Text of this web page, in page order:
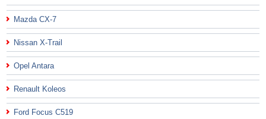
Mazda CX-7
Nissan X-Trail
Opel Antara
Renault Koleos
Ford Focus C519